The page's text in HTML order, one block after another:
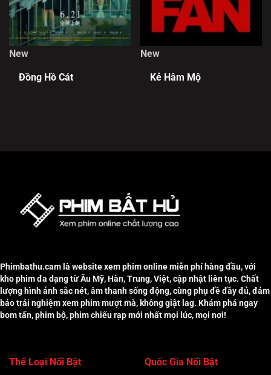
New
Đồng Hồ Cát
New
Kẻ Hâm Mộ
Phimbathu.cam là website xem phim online miễn phí hàng đầu, với
kho phim đa dạng từ Âu Mỹ, Hàn, Trung, Việt, cập nhật liên tục. Chất
lượng hình ảnh sắc nét, âm thanh sống động, cùng phụ đề đầy đủ, đảm
bảo trải nghiệm xem phim mượt mà, không giật lag. Khám phá ngay
bom tấn, phim bộ, phim chiếu rạp mới nhất mọi lúc, mọi nơi!
Thể Loại Nổi Bật
Quốc Gia Nổi Bật